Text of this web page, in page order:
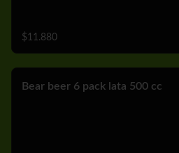
$11.880
Bear beer 6 pack lata 500 cc